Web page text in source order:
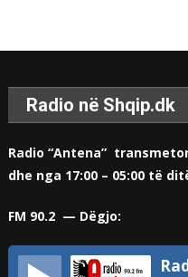
Radio në Shqip.dk
Radio “Antena”
dhe nga 17:00 – 05:00 të
FM 90.2 — Dëgjo: